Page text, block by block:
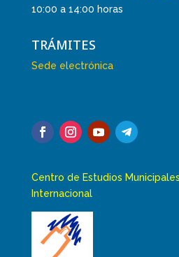
10:00 a 14:00 horas
TRÁMITES
Sede electrónica
Centro de Estudios
Internacional